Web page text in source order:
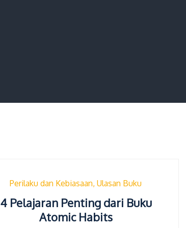
Perilaku dan Kebiasaan Ulasan Buku
4 Pelajaran Penting dari Buku
Atomic Habits